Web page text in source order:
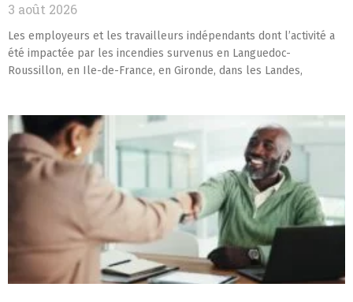
3 août 2026
Les employeurs et les travailleurs indépendants dont l’activité a
été impactée par les incendies survenus en Languedoc-
Roussillon, en Ile-de-France, en Gironde, dans les Landes,